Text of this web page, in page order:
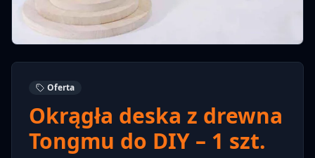
Oferta
Okrągła deska z drewna
Tongmu do DIY – 1 szt.